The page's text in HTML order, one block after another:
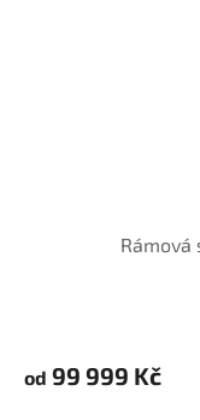
Rámová
od 99 999 Kč